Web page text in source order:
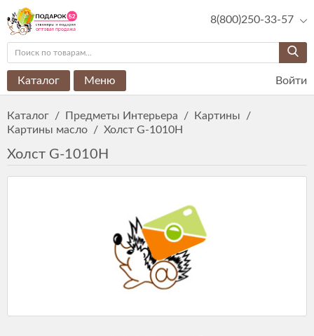
8(800)250-33-57
Каталог Меню Войти
Каталог / Предметы Интерьера / Картины
/
Картины масло / Холст G-1010H
Холст G-1010H